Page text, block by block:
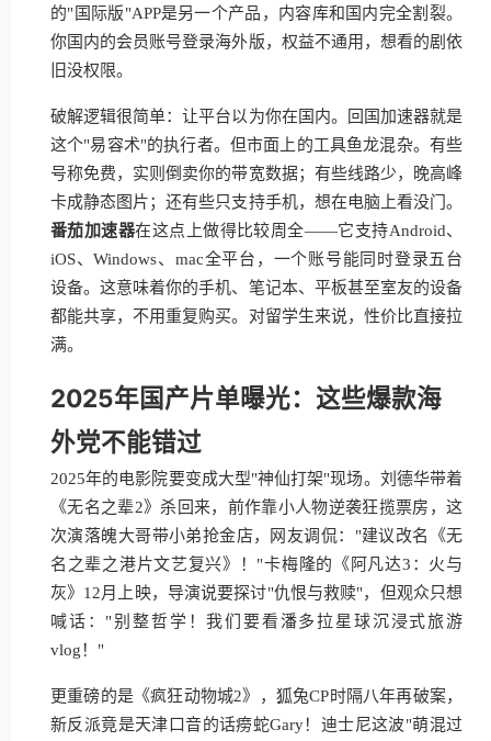
的"国际版"APP是另一个产品，内容库和国内完全割裂。
你国内的会员账号登录海外版，权益不通用，想看的剧依
旧没权限。
破解逻辑很简单：让平台以为你在国内。回国加速器就是
这个"易容术"的执行者。但市面上的工具鱼龙混杂。有些
号称免费，实则倒卖你的带宽数据；有些线路少，晚高峰
卡成静态图片；还有些只支持手机，想在电脑上看没门。
番茄加速器在这点上做得比较周全——它支持Android、
iOS、Windows、mac全平台，一个账号能同时登录五台
设备。这意味着你的手机、笔记本、平板甚至室友的设备
都能共享，不用重复购买。对留学生来说，性价比直接拉
满。
2025年国产片单曝光：这些爆款海
外党不能错过
2025年的电影院要变成大型"神仙打架"现场。刘德华带着
《无名之辈2》杀回来，前作靠小人物逆袭狂揽票房，这
次演落魄大哥带小弟抢金店，网友调侃："建议改名《无
名之辈之港片文艺复兴》！"卡梅隆的《阿凡达3：火与
灰》12月上映，导演说要探讨"仇恨与救赎"，但观众只想
喊话："别整哲学！我们要看潘多拉星球沉浸式旅游
vlog！"
更重磅的是《疯狂动物城2》，狐兔CP时隔八年再破案，
新反派竟是天津口音的话痨蛇Gary！迪士尼这波"萌混过